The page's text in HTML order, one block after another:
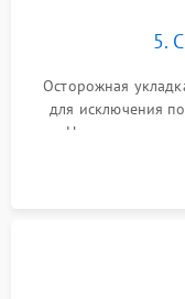
5.
Осторожная
для исключения
Надежное
аккуратное